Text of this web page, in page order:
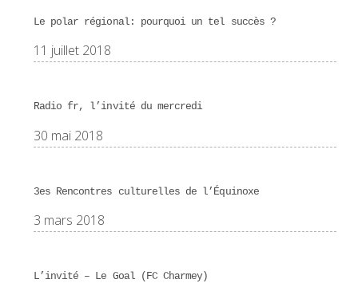
Le polar régional: pourquoi un tel succès ?
11 juillet 2018
Radio fr, l’invité du mercredi
30 mai 2018
3es Rencontres culturelles de l’Équinoxe
3 mars 2018
L’invité – Le Goal (FC Charmey)